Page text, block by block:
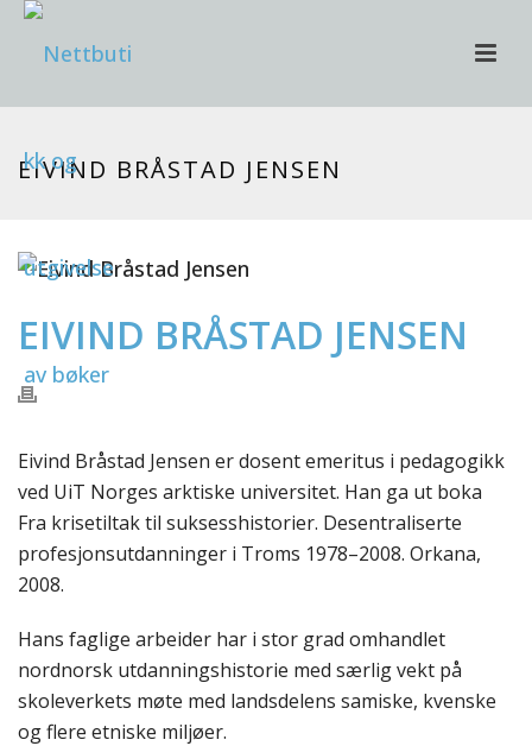
EIVIND BRÅSTAD JENSEN
EIVIND BRÅSTAD JENSEN
Eivind Bråstad Jensen er dosent emeritus i pedagogikk
ved UiT Norges arktiske universitet. Han ga ut boka
Fra krisetiltak til suksesshistorier. Desentraliserte
profesjonsutdanninger i Troms 1978–2008. Orkana,
2008.
Hans faglige arbeider har i stor grad omhandlet
nordnorsk utdanningshistorie med særlig vekt på
skoleverkets møte med landsdelens samiske, kvenske
og flere etniske miljøer.